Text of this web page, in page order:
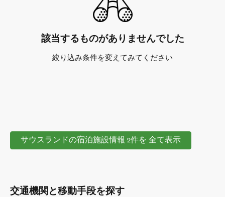
該当するものがありませんでした
絞り込み条件を変えてみてください
サウスランドの宿泊施設情報 2件を 全て表示
交通機関と移動手段を探す